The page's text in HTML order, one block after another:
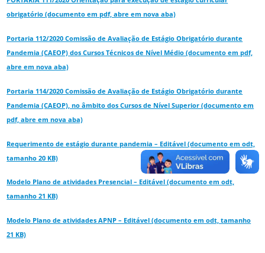
obrigatório (documento em pdf, abre em nova aba)
Portaria 112/2020 Comissão de Avaliação de Estágio Obrigatório durante
Pandemia (CAEOP) dos Cursos Técnicos de Nível Médio (documento em pdf,
abre em nova aba)
Portaria 114/2020 Comissão de Avaliação de Estágio Obrigatório durante
Pandemia (CAEOP), no âmbito dos Cursos de Nível Superior (documento em
pdf, abre em nova aba)
Requerimento de estágio durante pandemia – Editável (documento em odt,
tamanho 20 KB)
Modelo Plano de atividades Presencial – Editável (documento em odt,
tamanho 21 KB)
Modelo Plano de atividades APNP – Editável (documento em odt, tamanho
21 KB)